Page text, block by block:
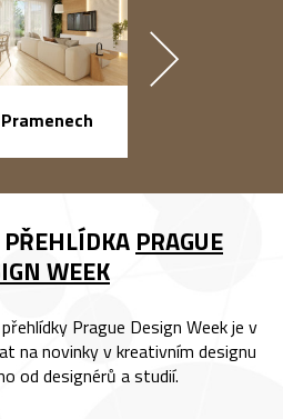
PRAGUE
WEEK
Prague Design Week je v
na novinky v kreativním designu
od designérů a studií.